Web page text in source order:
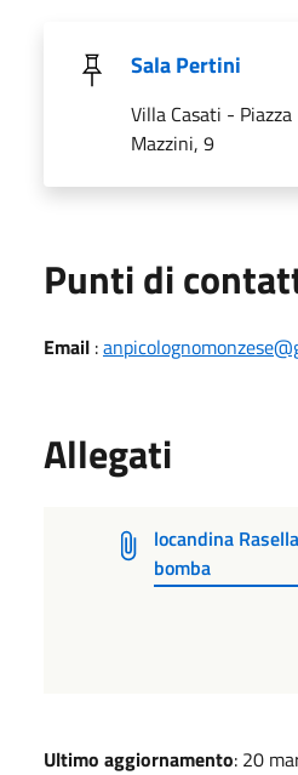
Sala Pertini
Villa Casati - Piazza
Mazzini, 9
Punti di
Email :
Allegati
locandina
bomba
Ultimo aggiornamento: 20